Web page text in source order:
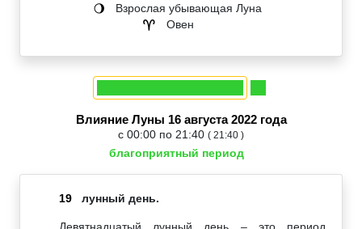
🌖 Взрослая убывающая Луна
♈ Овен
Влияние Луны 16 августа 2022 года
с 00:00 по 21:40 ( 21:40 )
благоприятный период
19 лунный день.
Девятнадцатый лунный день – это период